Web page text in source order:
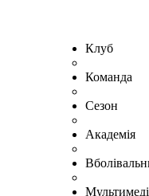
Клуб
Команда
Сезон
Академія